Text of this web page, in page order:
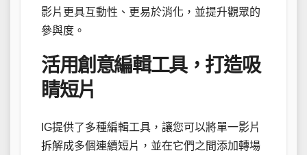
影片更具互動性、更易於消化，並提升觀眾的
參與度。
活用創意編輯工具，打造吸
睛短片
IG提供了多種編輯工具，讓您可以將單一影片
拆解成多個連續短片，並在它們之間添加轉場